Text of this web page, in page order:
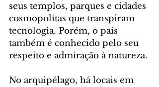
seus templos, parques e cidades
cosmopolitas que transpiram
tecnologia. Porém, o país
também é conhecido pelo seu
respeito e admiração à natureza.
No arquipélago, há locais em